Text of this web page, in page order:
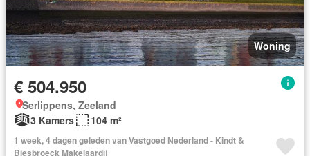
Woning
€ 504.950
Serlippens, Zeeland
3 Kamers
104 m²
1 week, 4 dagen geleden van Vastgoed Nederland - Kindt &
Biesbroeck Makelaardij